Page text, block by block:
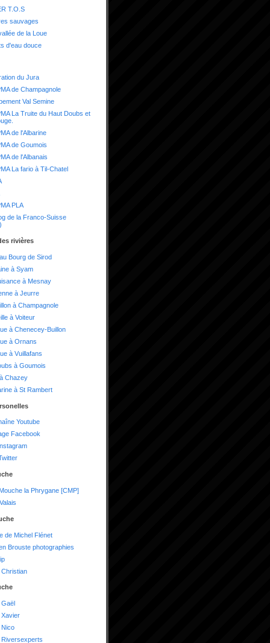
T.O.S
sauvages
de la Loue
d'eau douce
du Jura
de Champagnole
Val Semine
La Truite du Haut Doubs et
de l'Albarine
de Goumois
de l'Albanais
La fario à Til-Chatel
PLA
de la Franco-Suisse
rivières
Bourg de Sirod
à Syam
à Mesnay
à Jeurre
à Champagnole
à Voiteur
à Chenecey-Buillon
à Ornans
à Vuillafans
à Goumois
Chazey
à St Rambert
Youtube
Facebook
la Phrygane [CMP]
de Michel Flénet
Brouste photographies